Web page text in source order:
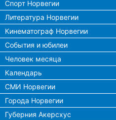
Спорт Норвегии
Литература Норвегии
Кинематограф Норвегии
События и юбилеи
Человек месяца
Календарь
СМИ Норвегии
Города Норвегии
Губерния Акерсхус